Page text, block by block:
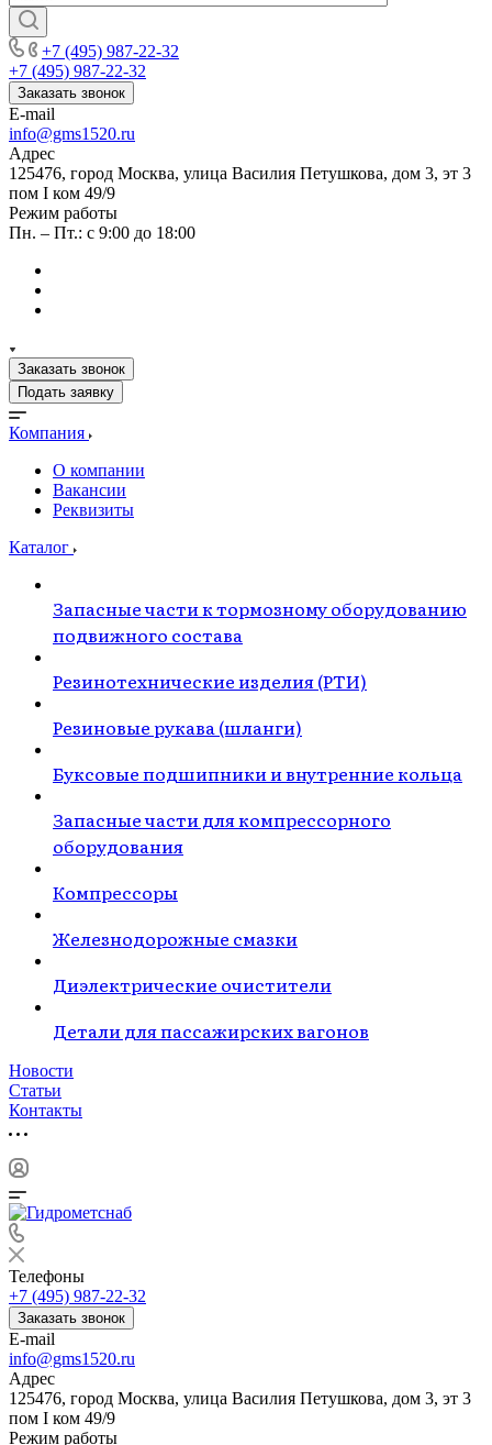
+7 (495) 987-22-32
+7 (495) 987-22-32
Заказать звонок
E-mail
info@gms1520.ru
Адрес
125476, город Москва, улица Василия Петушкова, дом 3, эт 3
пом I ком 49/9
Режим работы
Пн. – Пт.: с 9:00 до 18:00
Заказать звонок
Подать заявку
Компания
О компании
Вакансии
Реквизиты
Каталог
Запасные части к тормозному оборудованию
подвижного состава
Резинотехнические изделия (РТИ)
Резиновые рукава (шланги)
Буксовые подшипники и внутренние кольца
Запасные части для компрессорного
оборудования
Компрессоры
Железнодорожные смазки
Диэлектрические очистители
Детали для пассажирских вагонов
Новости
Статьи
Контакты
Телефоны
+7 (495) 987-22-32
Заказать звонок
E-mail
info@gms1520.ru
Адрес
125476, город Москва, улица Василия Петушкова, дом 3, эт 3
пом I ком 49/9
Режим работы